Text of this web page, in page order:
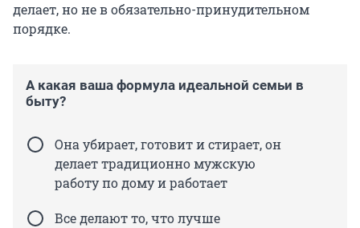
делает, но не в обязательно-принудительном
порядке.
А какая ваша формула идеальной семьи в
быту?
Она убирает, готовит и стирает, он
делает традиционно мужскую
работу по дому и работает
Все делают то, что лучше